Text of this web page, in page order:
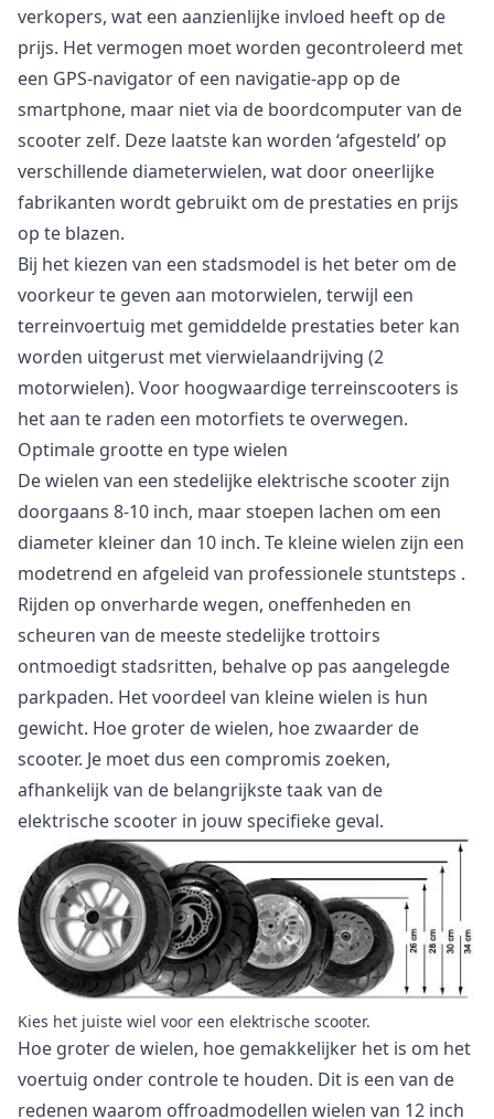
verkopers, wat een aanzienlijke invloed heeft op de
prijs. Het vermogen moet worden gecontroleerd met
een GPS-navigator of een navigatie-app op de
smartphone, maar niet via de boordcomputer van de
scooter zelf. Deze laatste kan worden ‘afgesteld’ op
verschillende diameterwielen, wat door oneerlijke
fabrikanten wordt gebruikt om de prestaties en prijs
op te blazen.
Bij het kiezen van een stadsmodel is het beter om de
voorkeur te geven aan motorwielen, terwijl een
terreinvoertuig met gemiddelde prestaties beter kan
worden uitgerust met vierwielaandrijving (2
motorwielen). Voor hoogwaardige terreinscooters is
het aan te raden een motorfiets te overwegen.
Optimale grootte en type wielen
De wielen van een stedelijke elektrische scooter zijn
doorgaans 8-10 inch, maar stoepen lachen om een
diameter kleiner dan 10 inch. Te kleine wielen zijn een
modetrend en afgeleid van professionele stuntsteps .
Rijden op onverharde wegen, oneffenheden en
scheuren van de meeste stedelijke trottoirs
ontmoedigt stadsritten, behalve op pas aangelegde
parkpaden. Het voordeel van kleine wielen is hun
gewicht. Hoe groter de wielen, hoe zwaarder de
scooter. Je moet dus een compromis zoeken,
afhankelijk van de belangrijkste taak van de
elektrische scooter in jouw specifieke geval.
Kies het juiste wiel voor een elektrische scooter.
Hoe groter de wielen, hoe gemakkelijker het is om het
voertuig onder controle te houden. Dit is een van de
redenen waarom offroadmodellen wielen van 12 inch